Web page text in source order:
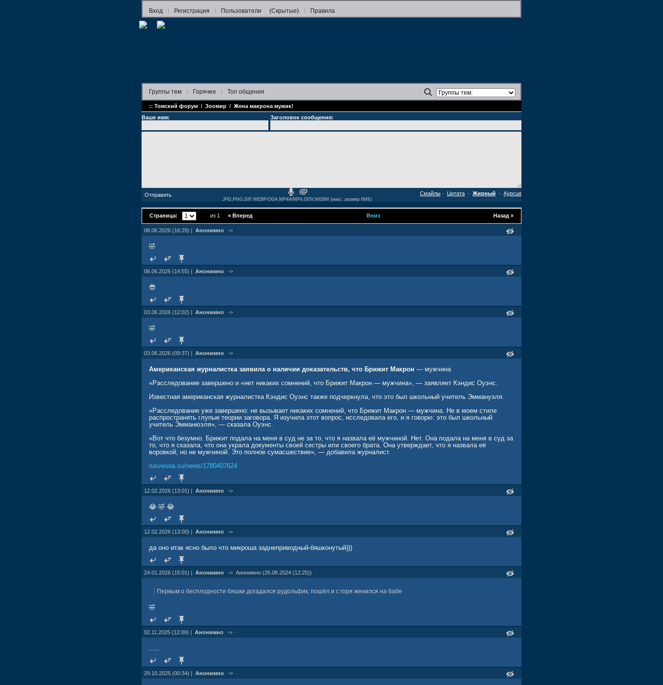
Вход Регистрация Пользователи (Скрытые) Правила
Группы тем Горячее Топ общения
:: Томский форум / Зоомир / Жена макрона мужик!
Ваше имя:
Заголовок сообщения:
- Цитата - Жирный - Курсив
Смайлы
JPG,PNG,GIF,WEBP/OGA,MP4A/MP4,OGV,WEBM (макс. размер 6МБ)
Страница: из 1 Назад »
« Вперед Вниз
08.06.2026 (16:29) | Анонимно ->
🤣
06.06.2026 (14:55) | Анонимно ->
😎
03.06.2026 (12:02) | Анонимно ->
🤣
03.06.2026 (09:37) | Анонимно ->
Американская журналистка заявила о наличии доказательств, что Брижит Макрон — мужчина
«Расследование завершено и «нет никаких сомнений, что Брижит Макрон — мужчина», — заявляет Кэндис Оуэнс.
Известная американская журналистка Кэндис Оуэнс также подчеркнула, что это был школьный учитель Эммануэля.
«Расследование уже завершено: не вызывает никаких сомнений, что Брижит Макрон — мужчина. Не в моем стиле
распространять глупые теории заговора. Я изучила этот вопрос, исследовала его, и я говорю: это был школьный
учитель Эмманюэля», — сказала Оуэнс.
«Вот что безумно. Брижит подала на меня в суд не за то, что я назвала её мужчиной. Нет. Она подала на меня в суд за
то, что я сказала, что она украла документы своей сестры или своего брата. Она утверждает, что я назвала её
воровкой, но не мужчиной. Это полное сумасшествие», — добавила журналист.
rusvesna.su/news/1780407624
12.02.2026 (13:01) | Анонимно ->
😂 🤣 😂
12.02.2026 (13:00) | Анонимно ->
да оно итак ясно было что микроша заднеприводный-бяшконутый)))
24.01.2026 (15:01) | Анонимно -> Анонимно (26.08.2024 (12:25))
Первым о бесплодности бяшки догадался рудольфик, пошёл и с горя женился на бабе
🤣
02.11.2025 (12:09) | Анонимно ->
.....
29.10.2025 (00:34) | Анонимно ->